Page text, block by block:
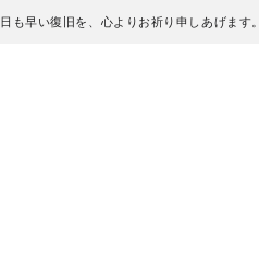
も早い復旧を、心よりお祈り申しあげます。